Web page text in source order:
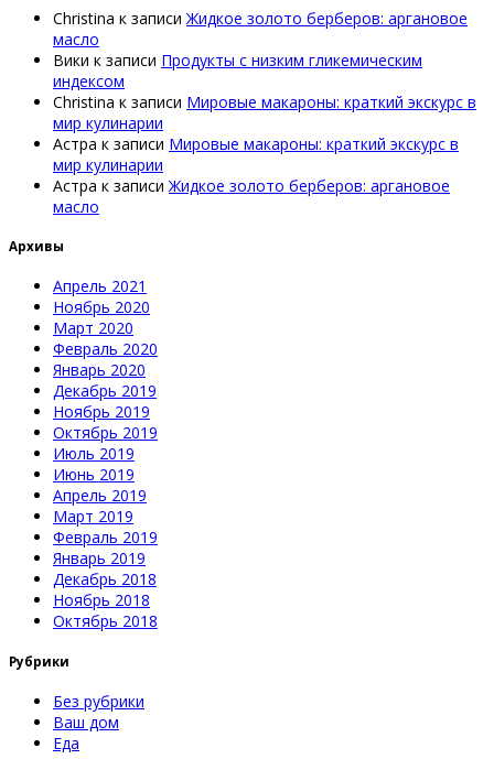
Christina к записи Жидкое золото берберов: аргановое
масло
Вики к записи Продукты с низким гликемическим
индексом
Christina к записи Мировые макароны: краткий экскурс в
мир кулинарии
Астра к записи Мировые макароны: краткий экскурс в
мир кулинарии
Астра к записи Жидкое золото берберов: аргановое
масло
Архивы
Апрель 2021
Ноябрь 2020
Март 2020
Февраль 2020
Январь 2020
Декабрь 2019
Ноябрь 2019
Октябрь 2019
Июль 2019
Июнь 2019
Апрель 2019
Март 2019
Февраль 2019
Январь 2019
Декабрь 2018
Ноябрь 2018
Октябрь 2018
Рубрики
Без рубрики
Ваш дом
Еда